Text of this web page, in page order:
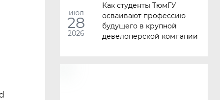
июл
28
2026
Как студенты ТюмГУ
осваивают профессию
будущего в крупной
девелоперской компании